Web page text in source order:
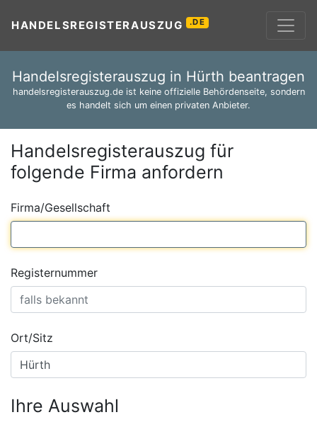
HANDELSREGISTERAUSZUG .DE
Handelsregisterauszug in Hürth beantragen
handelsregisterauszug.de ist keine offizielle Behördenseite, sondern
es handelt sich um einen privaten Anbieter.
Handelsregisterauszug für
folgende Firma anfordern
Firma/Gesellschaft
Registernummer
Ort/Sitz
Ihre Auswahl